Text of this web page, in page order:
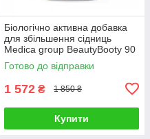
Біологічно активна добавка
для збільшення сідниць
Medica group BeautyBooty 90
капсул Talla
Готово до відправки
1 572 ₴ 1 850 ₴
Купити